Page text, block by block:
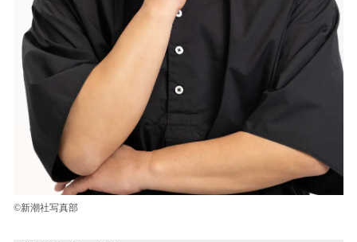
©新潮社写真部